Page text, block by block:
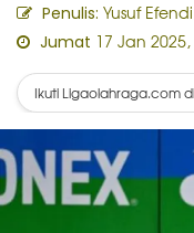
Penulis: Yusuf Efendi
Jumat 17 Jan 2025,
Ikuti Ligaolahraga.com di